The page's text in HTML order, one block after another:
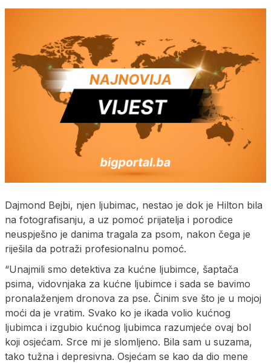
Dajmond Bejbi, njen ljubimac, nestao je dok je Hilton bila
na fotografisanju, a uz pomoć prijatelja i porodice
neuspješno je danima tragala za psom, nakon čega je
riješila da potraži profesionalnu pomoć.
“Unajmili smo detektiva za kućne ljubimce, šaptača
psima, vidovnjaka za kućne ljubimce i sada se bavimo
pronalaženjem dronova za pse. Činim sve što je u mojoj
moći da je vratim. Svako ko je ikada volio kućnog
ljubimca i izgubio kućnog ljubimca razumjeće ovaj bol
koji osjećam. Srce mi je slomljeno. Bila sam u suzama,
tako tužna i depresivna. Osjećam se kao da dio mene